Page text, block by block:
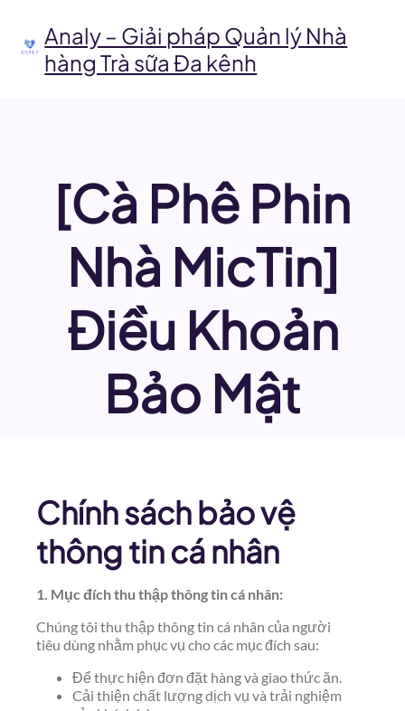
phần
Analy – Giải pháp Quản lý Nhà
hàng Trà sữa Đa kênh
[Cà Phê Phin
Nhà MicTin]
Điều Khoản
Bảo Mật
Chính sách bảo vệ
thông tin cá nhân
1. Mục đích thu thập thông tin cá nhân:
Chúng tôi thu thập thông tin cá nhân của người
tiêu dùng nhằm phục vụ cho các mục đích sau:
Để thực hiện đơn đặt hàng và giao thức ăn.
Cải thiện chất lượng dịch vụ và trải nghiệm